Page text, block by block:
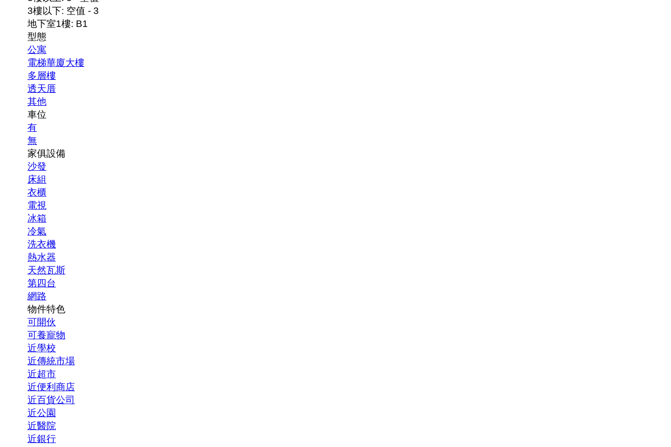
3樓以下: 空值 - 3
地下室1樓: B1
型態
公寓
電梯華廈大樓
多層樓
透天厝
其他
車位
有
無
家俱設備
沙發
床組
衣櫃
電視
冰箱
冷氣
洗衣機
熱水器
天然瓦斯
第四台
網路
物件特色
可開伙
可養寵物
近學校
近傳統市場
近超市
近便利商店
近百貨公司
近公園
近醫院
近銀行